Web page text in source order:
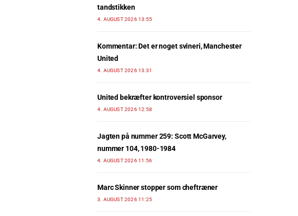
tandstikken
4. AUGUST 2026 13:55
Kommentar: Det er noget svineri, Manchester
United
4. AUGUST 2026 13:31
United bekræfter kontroversiel sponsor
4. AUGUST 2026 12:58
Jagten på nummer 259: Scott McGarvey,
nummer 104, 1980-1984
4. AUGUST 2026 11:56
Marc Skinner stopper som cheftræner
3. AUGUST 2026 11:25